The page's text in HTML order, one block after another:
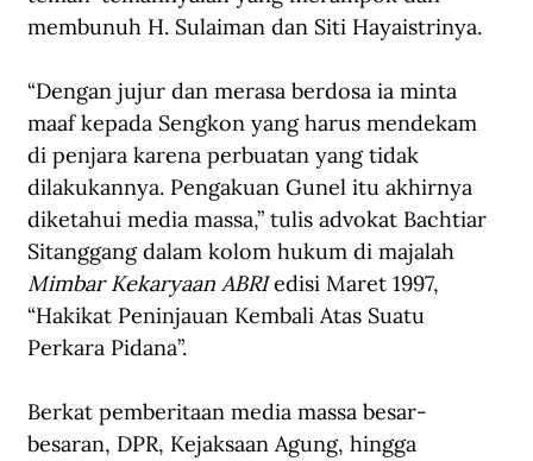
membunuh H. Sulaiman dan Siti Hayaistrinya.
“Dengan jujur dan merasa berdosa ia minta
maaf kepada Sengkon yang harus mendekam
di penjara karena perbuatan yang tidak
dilakukannya. Pengakuan Gunel itu akhirnya
diketahui media massa,” tulis advokat Bachtiar
Sitanggang dalam kolom hukum di majalah
Mimbar Kekaryaan ABRI edisi Maret 1997,
“Hakikat Peninjauan Kembali Atas Suatu
Perkara Pidana”.
Berkat pemberitaan media massa besar-
besaran, DPR, Kejaksaan Agung, hingga